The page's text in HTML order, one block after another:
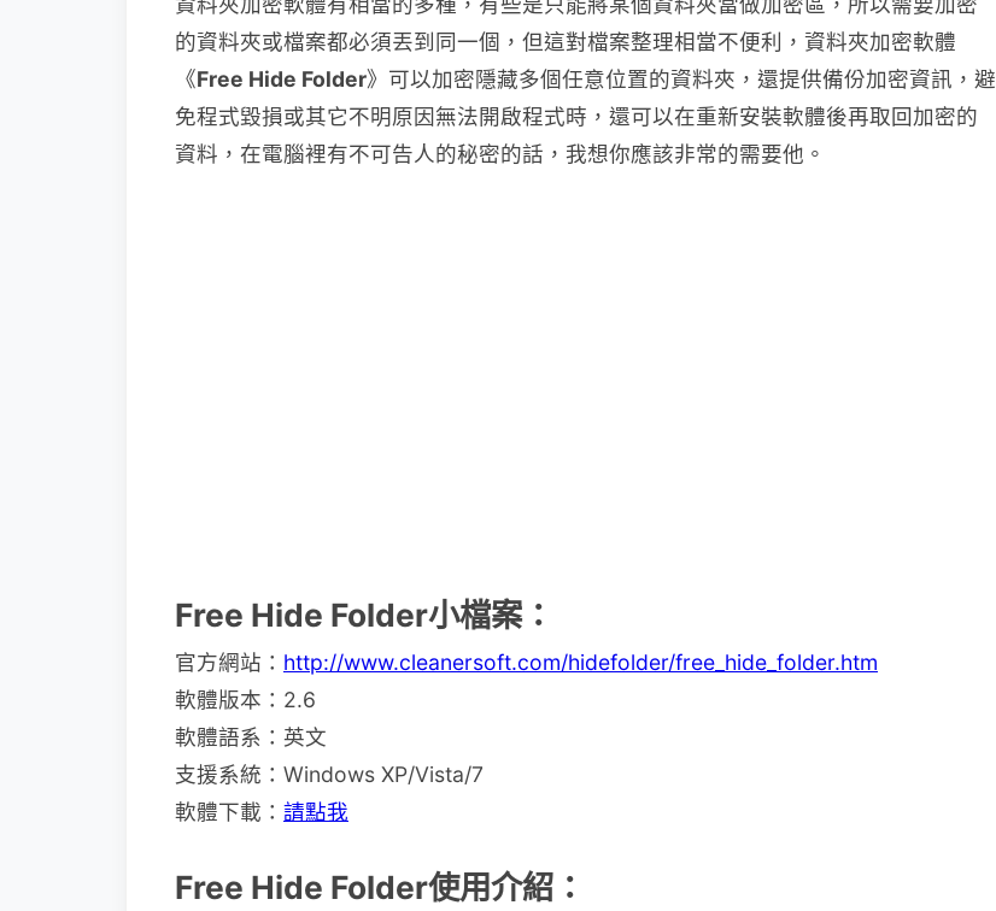
的資料夾或檔案都必須丟到同一個，但這對檔案整理相當不便利，資料夾加密軟體
《Free Hide Folder》可以加密隱藏多個任意位置的資料夾，還提供備份加密資訊，避
免程式毀損或其它不明原因無法開啟程式時，還可以在重新安裝軟體後再取回加密的
資料，在電腦裡有不可告人的秘密的話，我想你應該非常的需要他。
Free Hide Folder小檔案：
官方網站： http://www.cleanersoft.com/hidefolder/free_hide_folder.htm
軟體版本：2.6
軟體語系：英文
支援系統：Windows XP/Vista/7
軟體下載： 請點我
Free Hide Folder使用介紹：